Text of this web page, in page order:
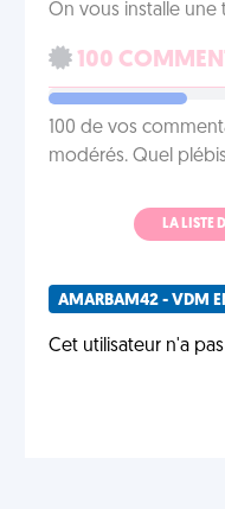
On vous installe une
100
100 de vos
modérés. Quel
LA LISTE
AMARBAM42 - VDM
Cet utilisateur n'a